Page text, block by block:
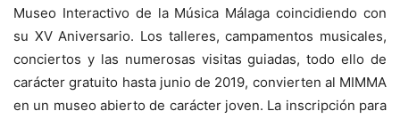
Museo Interactivo de la Música Málaga coincidiendo con
su XV Aniversario. Los talleres, campamentos musicales,
conciertos y las numerosas visitas guiadas, todo ello de
carácter gratuito hasta junio de 2019, convierten al MIMMA
en un museo abierto de carácter joven. La inscripción para